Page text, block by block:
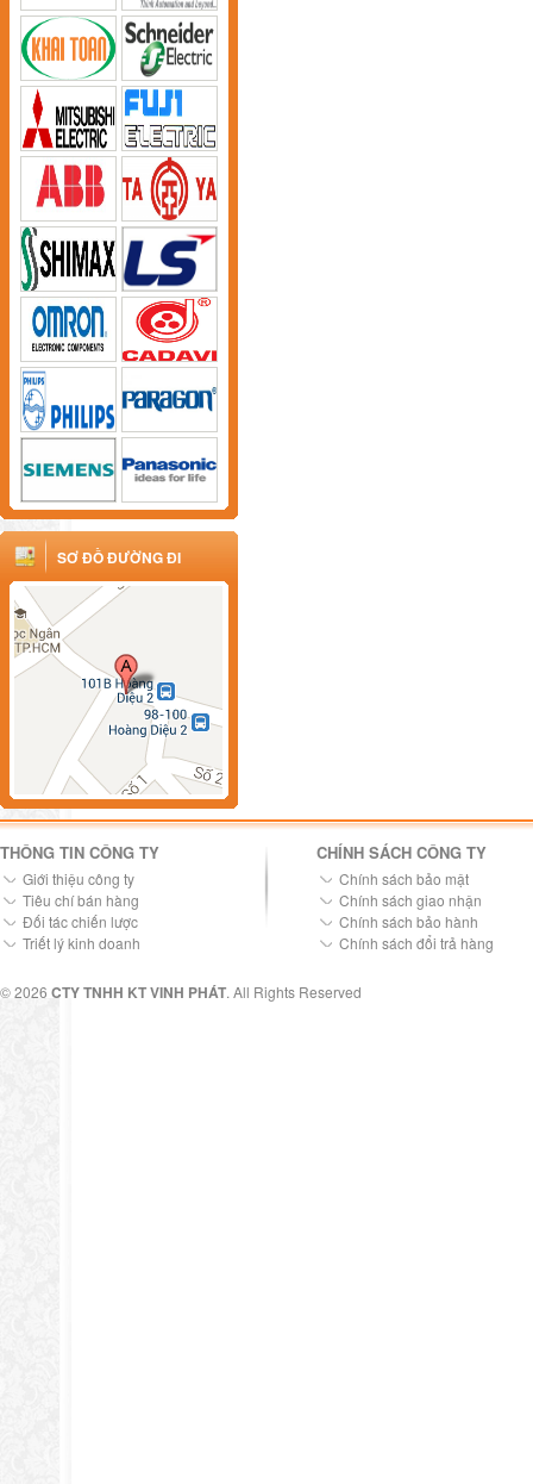
SƠ ĐỒ ĐƯỜNG ĐI
THÔNG TIN CÔNG TY
Giới thiệu công ty
Tiêu chí bán hàng
Đối tác chiến lược
Triết lý kinh doanh
CHÍNH SÁCH CÔNG TY
Chính sách bảo mật
Chính sách giao nhận
Chính sách bảo hành
Chính sách đổi trả hàng
© 2026 CTY TNHH KT VINH PHÁT. All Rights Reserved